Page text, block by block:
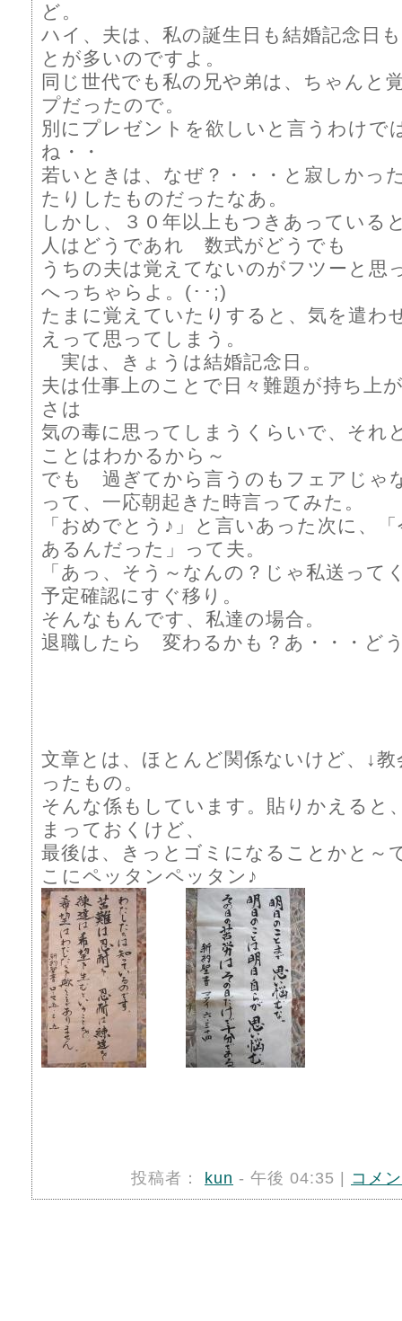
ど。
ハイ、夫は、私の誕生日も結婚記念日
とが多いのですよ。
同じ世代でも私の兄や弟は、ちゃんと
プだったので。
別にプレゼントを欲しいと言うわけで
ね・・
若いときは、なぜ？・・・と寂しか
たりしたものだったなあ。
しかし、３０年以上もつきあっている
人はどうであれ 数式がどうでも
うちの夫は覚えてないのがフツーと思
へっちゃらよ。(･･;)
たまに覚えていたりすると、気を遣わ
えって思ってしまう。
実は、きょうは結婚記念日。
夫は仕事上のことで日々難題が持ち上
さは
気の毒に思ってしまうくらいで、それ
ことはわかるから～
でも 過ぎてから言うのもフェアじゃ
って、一応朝起きた時言ってみた。
「おめでとう♪」と言いあった次に、
あるんだった」って夫。
「あっ、そう～なんの？じゃ私送って
予定確認にすぐ移り。
そんなもんです、私達の場合。
退職したら 変わるかも？あ・・・ど
文章とは、ほとんど関係ないけど、↓
ったもの。
そんな係もしています。貼りかえると
まっておくけど、
最後は、きっとゴミになることかと～
こにペッタンペッタン♪
投稿者： kun - 午後 04:35 | コメ